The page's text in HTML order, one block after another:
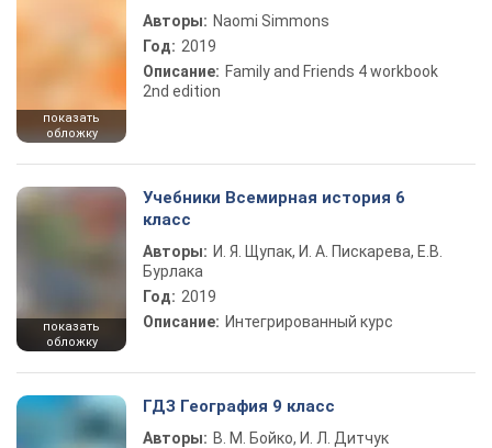
показать
обложку
Авторы: Naomi Simmons
Год: 2019
Описание: Family and Friends 4 workbook
2nd edition
показать
обложку
Учебники Всемирная история 6
класс
Авторы: И. Я. Щупак, И. А. Пискарева, Е.В.
Бурлака
Год: 2019
Описание: Интегрированный курс
ГДЗ География 9 класс
Авторы: В. М. Бойко, И. Л. Дитчук